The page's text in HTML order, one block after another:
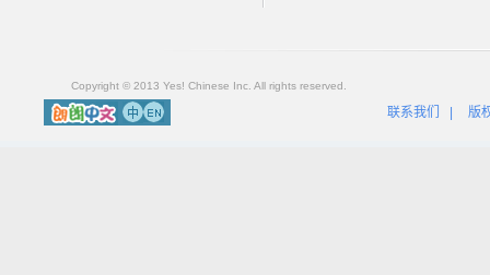
Copyright © 2013 Yes! Chinese Inc. All rights reserved.
联系我们 版